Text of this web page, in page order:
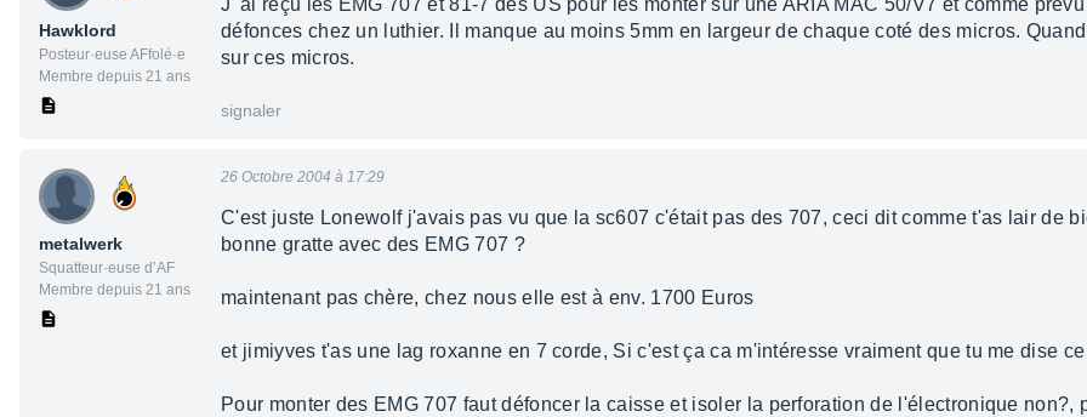
Hawklord
Posteur·euse AFfolé·e
Membre depuis 21 ans
J' ai reçu les EMG 707 et 81-7 des US pour les monter sur une ARIA MAC 50/V7 et comme
défonces chez un luthier. Il manque au moins 5mm en largeur de chaque coté des micros.
sur ces micros.
signaler
metalwerk
Squatteur·euse d’AF
Membre depuis 21 ans
26 Octobre 2004 à 17:29
C'est juste Lonewolf j'avais pas vu que la sc607 c'était pas des 707, ceci dit comme t'as lair de
bonne gratte avec des EMG 707 ?
maintenant pas chère, chez nous elle est à env. 1700 Euros
et jimiyves t'as une lag roxanne en 7 corde, Si c'est ça ca m'intéresse vraiment que tu me dise
Pour monter des EMG 707 faut défoncer la caisse et isoler la perforation de l'électronique non?,